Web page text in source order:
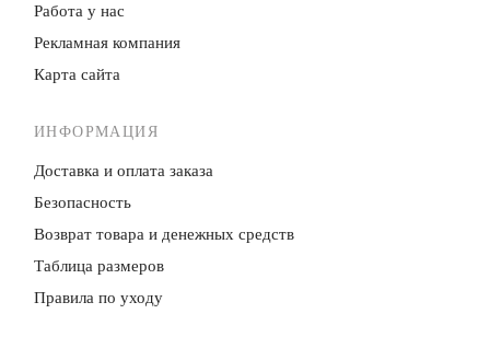
Работа у нас
Рекламная компания
Карта сайта
ИНФОРМАЦИЯ
Доставка и оплата заказа
Безопасность
Возврат товара и денежных средств
Таблица размеров
Правила по уходу